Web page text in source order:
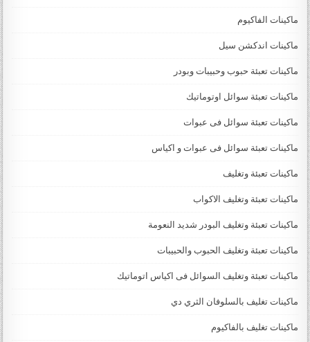
ماكينات الفاكيوم
ماكينات اندكشن سيل
ماكينات تعبئة حبوب وحبيبات وبودر
ماكينات تعبئة سوائل اوتوماتيك
ماكينات تعبئة سوائل فى عبوات
ماكينات تعبئة سوائل فى عبوات و اكياس
ماكينات تعبئة وتغليف
ماكينات تعبئة وتغليف الاكواب
ماكينات تعبئة وتغليف البودر شديد النعومة
ماكينات تعبئة وتغليف الحبوب والحبيبات
ماكينات تعبئة وتغليف السوائل فى اكياس اتوماتيك
ماكينات تغليف بالسلوفان الثري دي
ماكينات تغليف بالفاكيوم